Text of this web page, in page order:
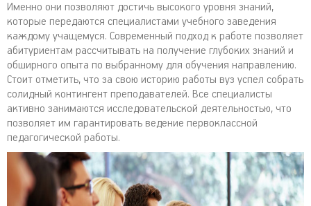
Именно они позволяют достичь высокого уровня знаний,
которые передаются специалистами учебного заведения
каждому учащемуся. Современный подход к работе позволяет
абитуриентам рассчитывать на получение глубоких знаний и
обширного опыта по выбранному для обучения направлению.
Стоит отметить, что за свою историю работы вуз успел собрать
солидный контингент преподавателей. Все специалисты
активно занимаются исследовательской деятельностью, что
позволяет им гарантировать ведение первоклассной
педагогической работы.